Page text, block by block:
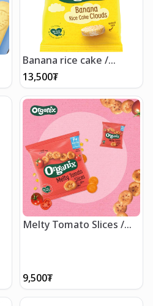
Banana rice cake /
ГАдилтай будааны
жигнэмэг 40гр
13,500₮
Melty Tomato Slices /
9,500₮